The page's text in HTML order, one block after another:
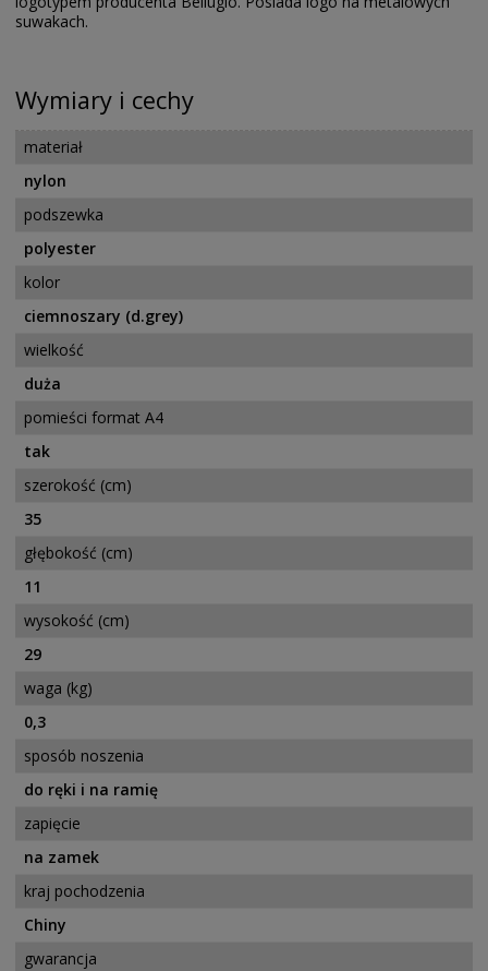
suwakach.
Wymiary i cechy
materiał
nylon
podszewka
polyester
kolor
ciemnoszary (d.grey)
wielkość
duża
pomieści format A4
tak
szerokość (cm)
35
głębokość (cm)
11
wysokość (cm)
29
waga (kg)
0,3
sposób noszenia
do ręki i na ramię
zapięcie
na zamek
kraj pochodzenia
Chiny
gwarancja